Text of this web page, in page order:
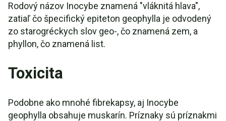
Rodový názov Inocybe znamená "vláknitá hlava",
zatiaľ čo špecifický epiteton geophylla je odvodený
zo starogréckych slov geo-, čo znamená zem, a
phyllon, čo znamená list.
Toxicita
Podobne ako mnohé fibrekapsy, aj Inocybe
geophylla obsahuje muskarín. Príznaky sú príznakmi